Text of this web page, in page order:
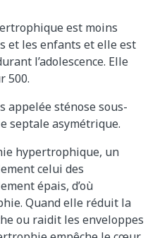
est moins
et les enfants et elle est
l’adolescence. Elle
500.
appelée sténose sous-
septale asymétrique.
hypertrophique, un
celui des
épais, d’où
Quand elle réduit la
ou raidit les enveloppes